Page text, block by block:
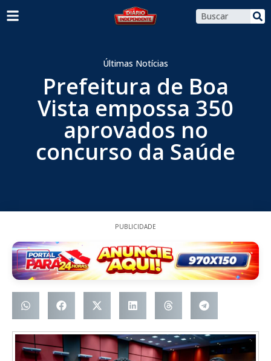
Últimas Notícias
Prefeitura de Boa
Vista empossa 350
aprovados no
concurso da Saúde
PUBLICIDADE